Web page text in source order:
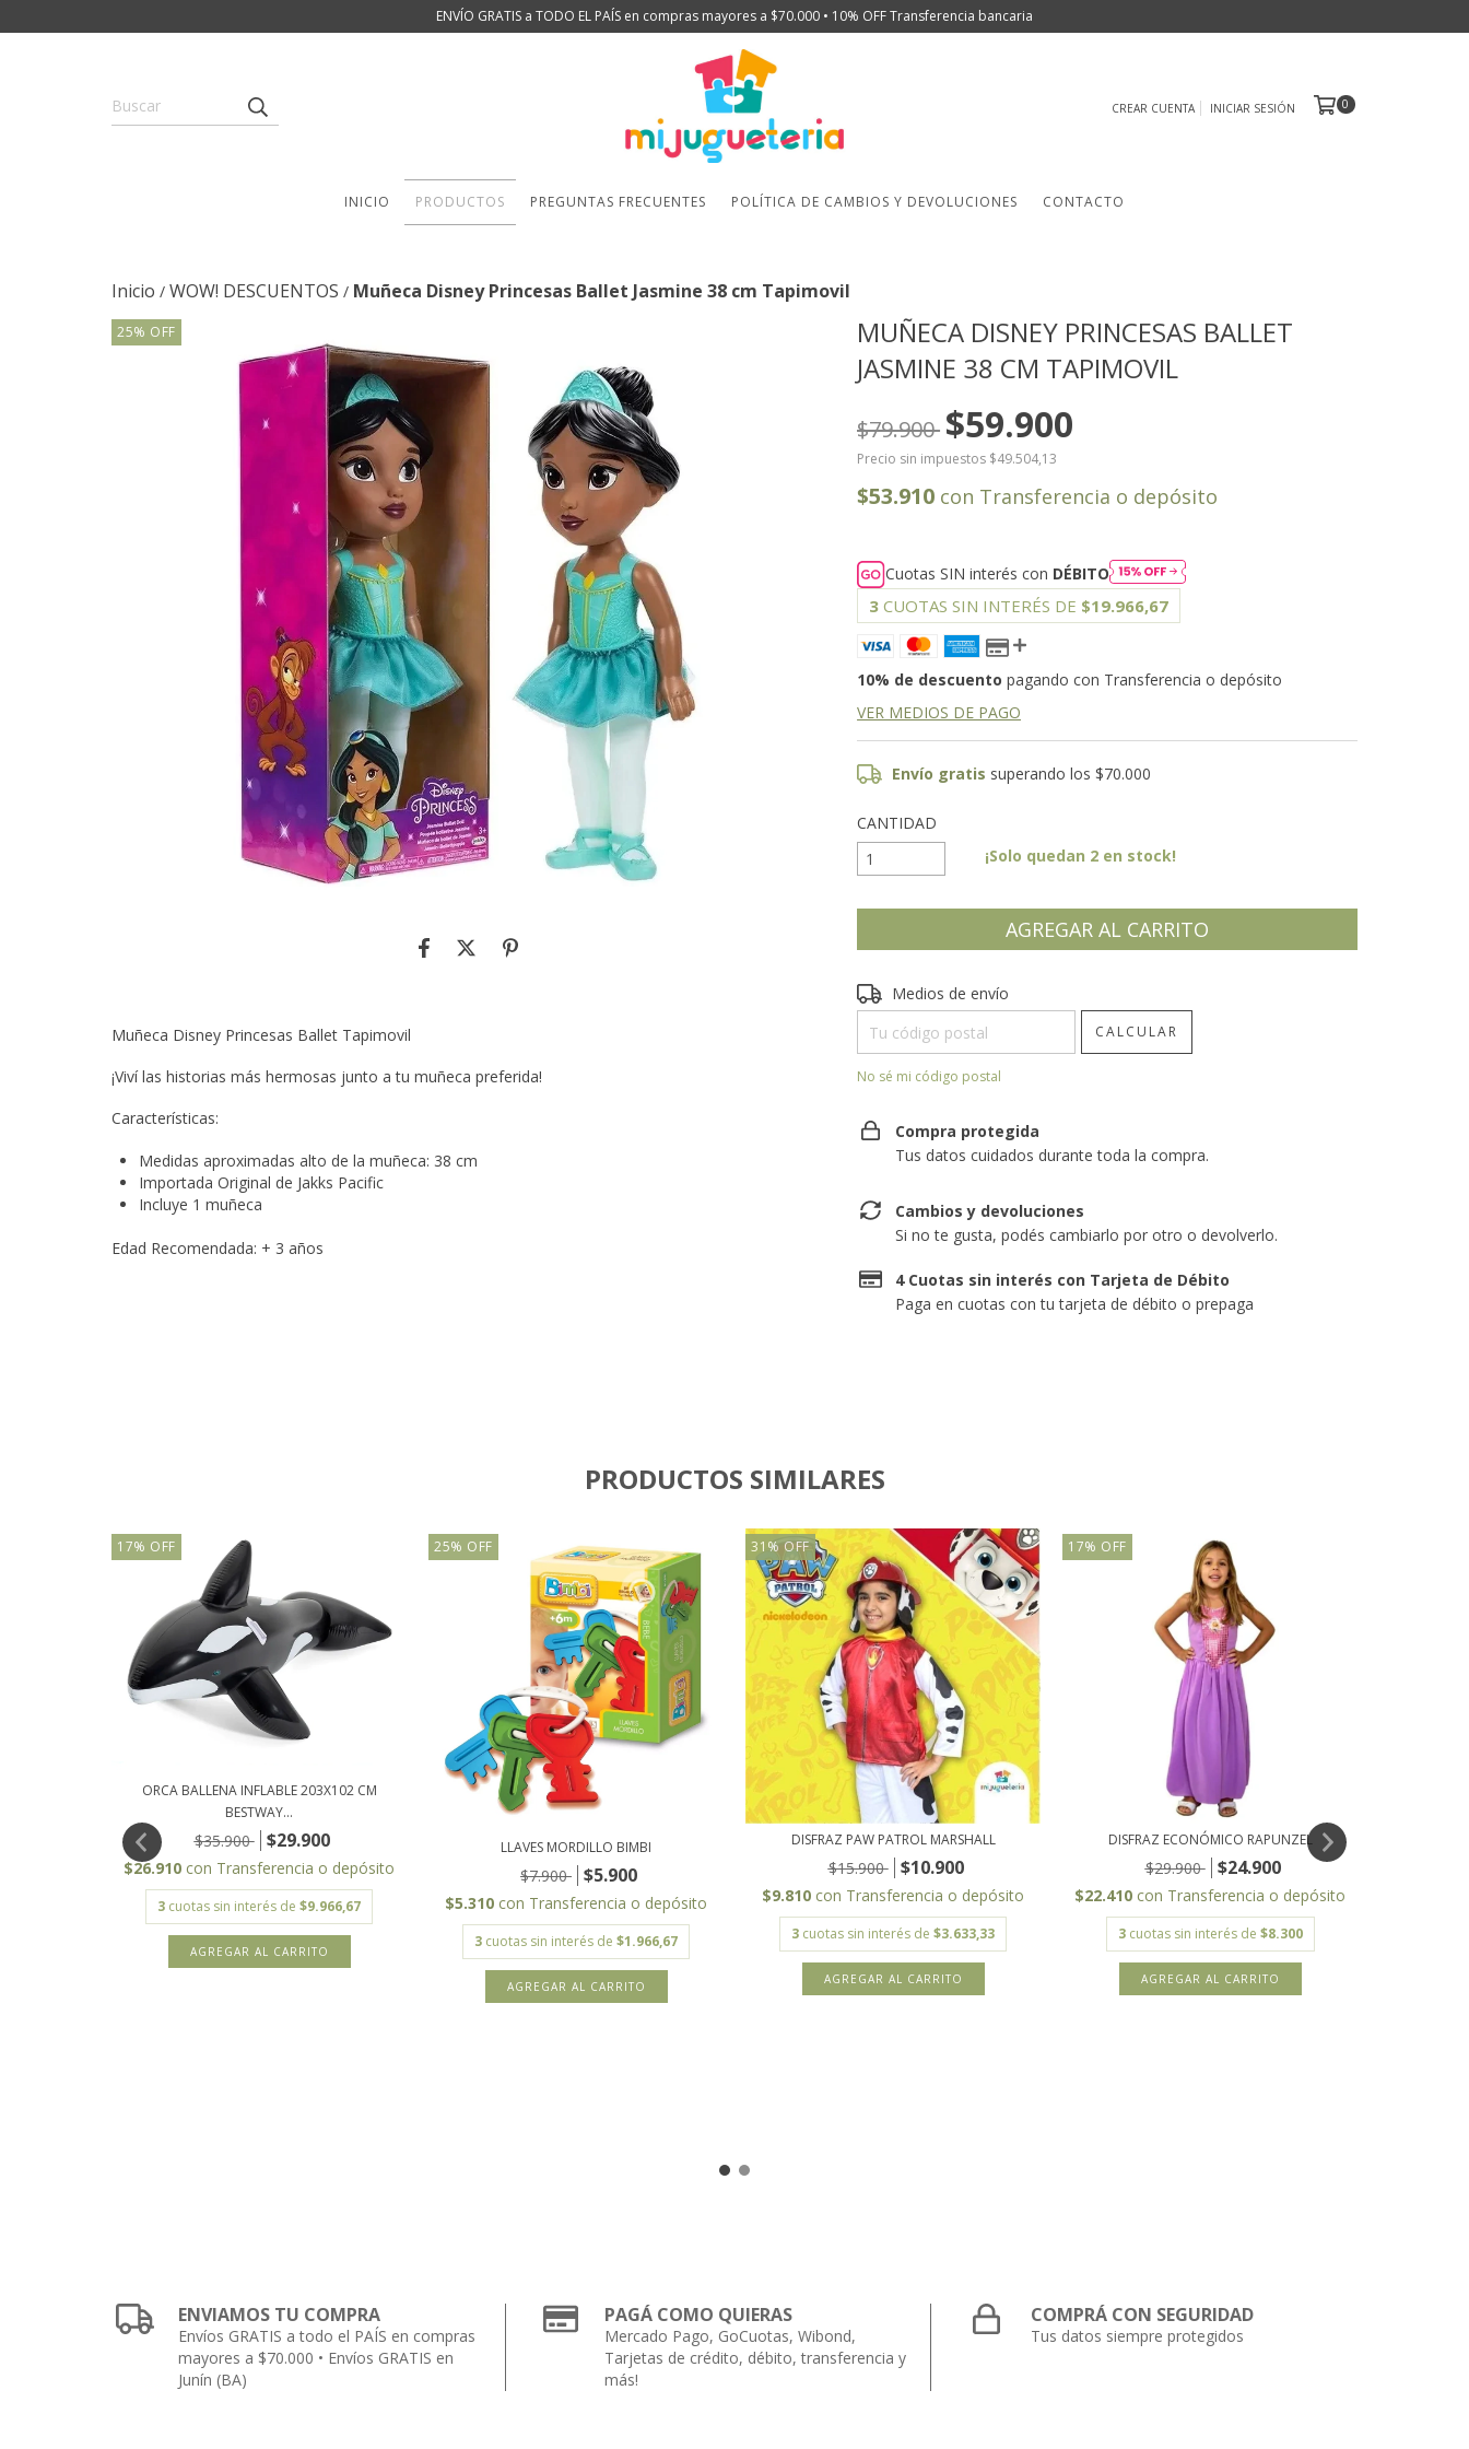
ENVÍO GRATIS a TODO EL PAÍS en compras mayores a $70.000 • 10% OFF Transferencia bancaria
CREAR CUENTA INICIAR SESIÓN 0
INICIO PRODUCTOS PREGUNTAS FRECUENTES POLÍTICA DE CAMBIOS Y DEVOLUCIONES CONTACTO
Inicio / WOW! DESCUENTOS / Muñeca Disney Princesas Ballet Jasmine 38 cm Tapimovil
25% OFF
Muñeca Disney Princesas Ballet Tapimovil
¡Viví las historias más hermosas junto a tu muñeca preferida!
Características:
Medidas aproximadas alto de la muñeca: 38 cm
Importada Original de Jakks Pacific
Incluye 1 muñeca
Edad Recomendada: + 3 años
MUÑECA DISNEY PRINCESAS BALLET
JASMINE 38 CM TAPIMOVIL
$79.900 $59.900
Precio sin impuestos $49.504,13
$53.910 con Transferencia o depósito
Cuotas SIN interés con DÉBITO
3 CUOTAS SIN INTERÉS DE $19.966,67
10% de descuento pagando con Transferencia o depósito
VER MEDIOS DE PAGO
Envío gratis superando los$70.000
CANTIDAD
¡Solo quedan 2 en stock!
Entregas para el CP:
Medios de envío
CALCULAR
No sé mi código postal
Compra protegida
Tus datos cuidados durante toda la compra.
Cambios y devoluciones
Si no te gusta, podés cambiarlo por otro o devolverlo.
4 Cuotas sin interés con Tarjeta de Débito
Paga en cuotas con tu tarjeta de débito o prepaga
PRODUCTOS SIMILARES
17% OFF
ORCA BALLENA INFLABLE 203X102 CM
BESTWAY...
$35.900 $29.900
$26.910 con Transferencia o depósito
3 cuotas sin interés de $9.966,67
25% OFF
LLAVES MORDILLO BIMBI
$7.900 $5.900
$5.310 con Transferencia o depósito
3 cuotas sin interés de $1.966,67
31 %OFF
DISFRAZ PAW PATROL MARSHALL
$15.900 $10.900
$9.810 con Transferencia o depósito
3 cuotas sin interés de $3.633,33
AGREGAR AL CARRITO
17% OFF
DISFRAZ ECONÓMICO RAPUNZEL
$29.900 $24.900
$22.410 con Transferencia o depósito
3 cuotas sin interés de $8.300
AGREGAR AL CARRITO
ENVIAMOS TU COMPRA
Envíos GRATIS a todo el PAÍS en compras
mayores a $70.000 • Envíos GRATIS en
Junín (BA)
PAGÁ COMO QUIERAS
Mercado Pago, GoCuotas, Wibond,
Tarjetas de crédito, débito, transferencia y
más!
COMPRÁ CON SEGURIDAD
Tus datos siempre protegidos